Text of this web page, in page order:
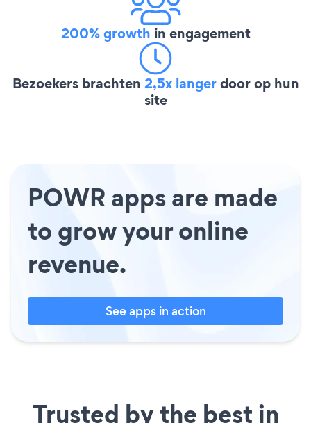
200% growth in engagement
Bezoekers brachten 2,5x langerdoor op hun
site
POWR apps are made
to grow your online
revenue.
See apps in action
Trusted by the best in